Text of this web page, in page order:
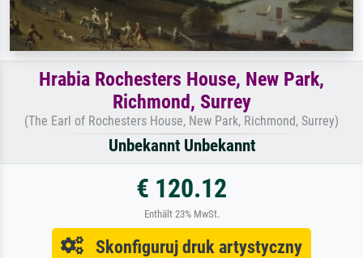
Hrabia Rochesters House, New Park,
Richmond, Surrey
(The Earl of Rochesters House, New Park, Richmond, Surrey)
Unbekannt Unbekannt
€ 120.12
Enthält 23% MwSt.
Skonfiguruj druk artystyczny